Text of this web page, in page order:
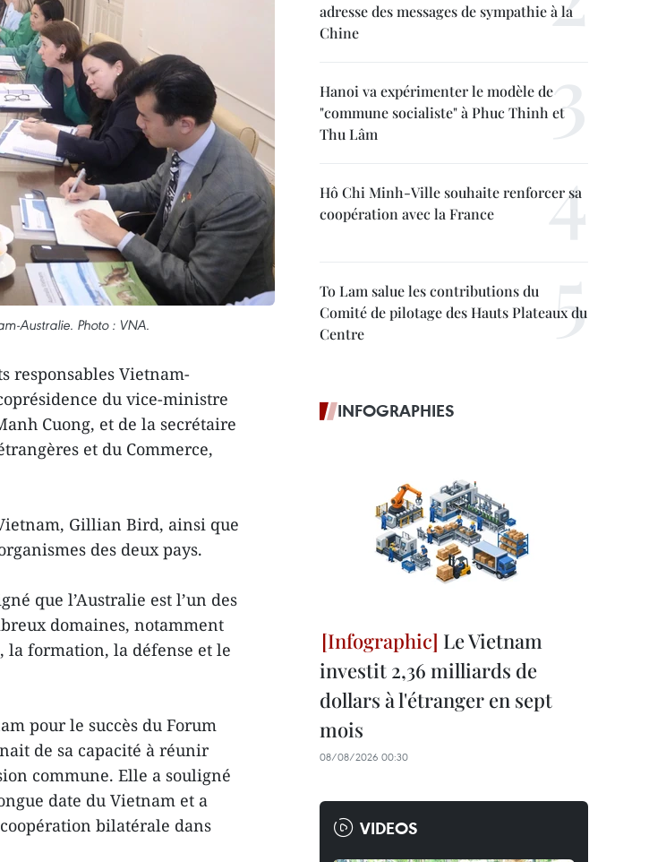
Australie. Photo : VNA.
responsables Vietnam-
du vice-ministre
Cuong, et de la secrétaire
et du Commerce,
Gillian Bird, ainsi que
des deux pays.
que l’Australie est l’un des
domaines, notamment
la formation, la défense et le
pour le succès du Forum
de sa capacité à réunir
commune. Elle a souligné
date du Vietnam et a
bilatérale dans
adresse des messages de sympathie à la
Chine
Hanoi va expérimenter le modèle de
"commune socialiste" à Phuc Thinh et
Thu Lâm
Hô Chi Minh-Ville souhaite renforcer sa
coopération avec la France
To Lam salue les contributions du
Comité de pilotage des Hauts Plateaux du
Centre
INFOGRAPHIES
Le Vietnam
investit 2,36 milliards de
dollars à l'étranger en sept
mois
08/08/2026 00:30
VIDEOS